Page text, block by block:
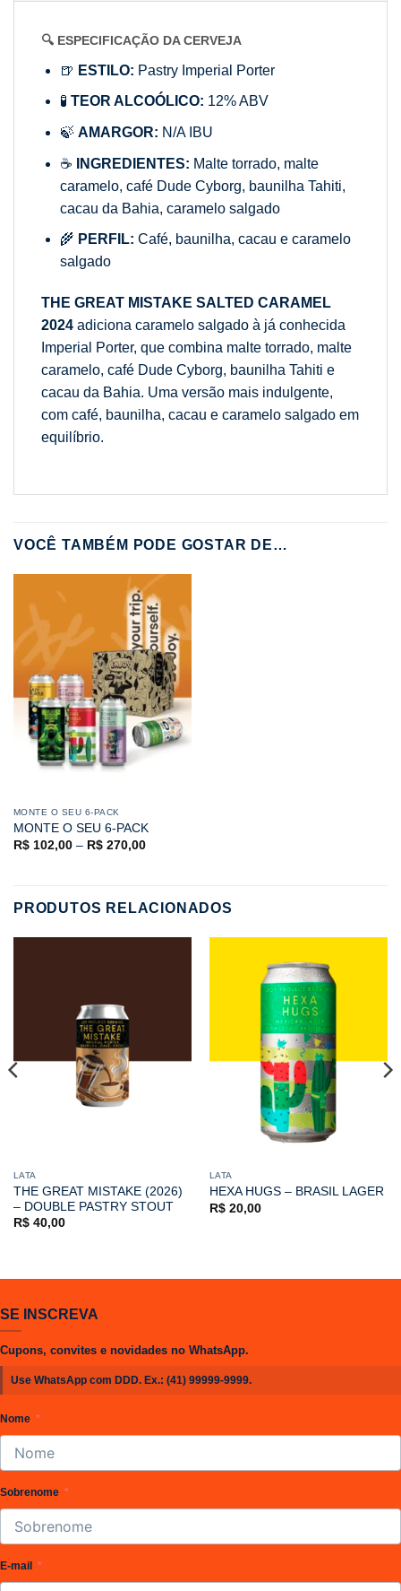
🔍 ESPECIFICAÇÃO DA CERVEJA
🍺 ESTILO: Pastry Imperial Porter
🧪 TEOR ALCOÓLICO: 12% ABV
🍃 AMARGOR: N/A IBU
☕ INGREDIENTES: Malte torrado, malte
caramelo, café Dude Cyborg, baunilha Tahiti,
cacau da Bahia, caramelo salgado
🌾 PERFIL: Café, baunilha, cacau e caramelo
salgado
THE GREAT MISTAKE SALTED CARAMEL
2024 adiciona caramelo salgado à já conhecida
Imperial Porter, que combina malte torrado, malte
caramelo, café Dude Cyborg, baunilha Tahiti e
cacau da Bahia. Uma versão mais indulgente,
com café, baunilha, cacau e caramelo salgado em
equilíbrio.
VOCÊ TAMBÉM PODE GOSTAR DE…
MONTE O SEU 6-PACK
MONTE O SEU 6-PACK
R$102,00– R$270,00
PRODUTOS RELACIONADOS
LATA
THE GREAT MISTAKE (2026)
– DOUBLE PASTRY STOUT
R$40,00
LATA
HEXA HUGS – BRASIL LAGER
R$20,00
SE INSCREVA
Cupons, convites e novidades no WhatsApp.
Use WhatsApp com DDD. Ex.: (41) 99999-9999.
Nome
Sobrenome
E-mail